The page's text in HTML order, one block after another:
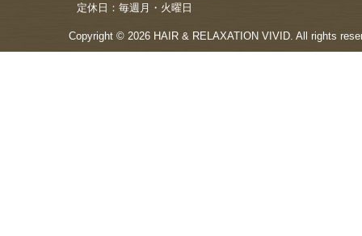
定休日：毎週月・火曜日
Copyright © 2026 HAIR & RELAXATION VIVID. All rights